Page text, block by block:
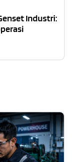
Industri: